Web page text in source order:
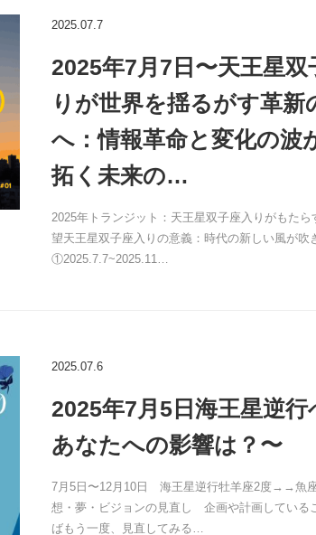
2025.07.7
2025年7月7日〜天王星双
りが世界を揺るがす革新
へ：情報革命と変化の波
拓く未来の…
2025年トランジット：天王星双子座入りがもたら
望天王星双子座入りの意義：時代の新しい風が吹
①2025.7.7~2025.11…
2025.07.6
2025年7月5日海王星逆行
あなたへの影響は？〜
7月5日〜12月10日 海王星逆行牡羊座2度→→魚
想・夢・ビジョンの見直し 企画や計画している
ばもう一度、見直してみる…